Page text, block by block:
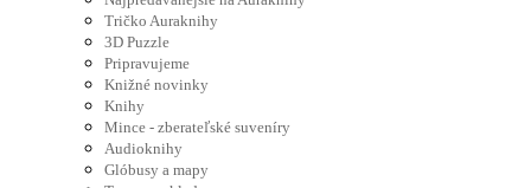
Tričko Auraknihy
3D Puzzle
Pripravujeme
Knižné novinky
Knihy
Mince - zberateľské suveníry
Audioknihy
Glóbusy a mapy